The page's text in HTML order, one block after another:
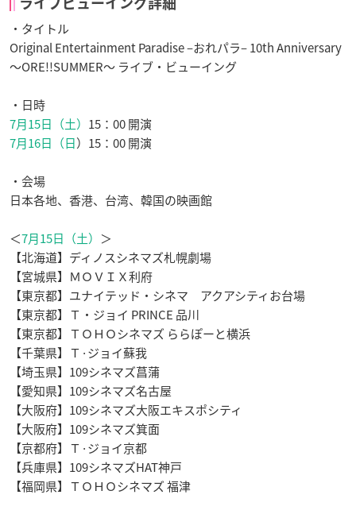
ライブビューイング詳細
・タイトル
Original Entertainment Paradise –おれパラ– 10th Anniversary
～ORE!!SUMMER～ ライブ ・ビューイング
・日時
7月15日（土） 15 ： 00開演
7月16日（日） 15 ： 00開演
・会場
日本各地、香港、台湾、韓国の映画館
＜7月15日（土） ＞
【北海道】ディノスシネマズ札幌劇場
【宮城県】ＭＯＶＩＸ利府
【東京都】ユナイテッド・シネマ アクアシティお台場
【東京都】Ｔ・ジョイ PRINCE 品川
【東京都】ＴＯＨＯシネマズ ららぽーと横浜
【千葉県】Ｔ·ジョイ蘇我
【埼玉県】109シネマズ菖蒲
【愛知県】109シネマズ名古屋
【大阪府】109シネマズ大阪エキスポシティ
【大阪府】109シネマズ箕面
【京都府】Ｔ·ジョイ京都
【兵庫県】109シネマズHAT神戸
【福岡県】ＴＯＨＯシネマズ 福津